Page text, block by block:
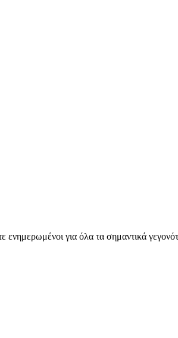
ενημερωμένοι για όλα τα σημαντικά